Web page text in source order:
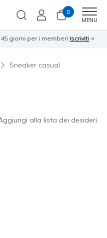
0
MENU
giorni per i memberi Iscriviti ⭐
Sneaker casual
alla lista dei desideri